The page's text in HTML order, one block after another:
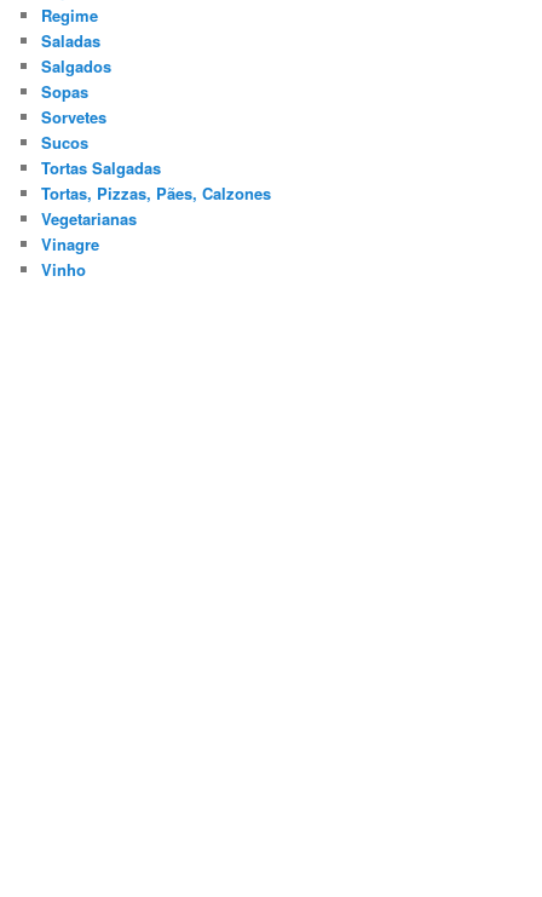
Regime
Saladas
Salgados
Sopas
Sorvetes
Sucos
Tortas Salgadas
Tortas, Pizzas, Pães, Calzones
Vegetarianas
Vinagre
Vinho